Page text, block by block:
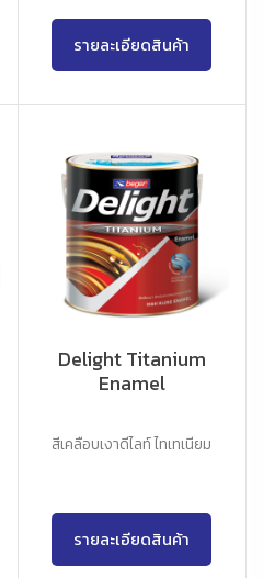
รายละเอียดสินค้า
Delight Titanium
Enamel
สีเคลือบเงาดีไลท์ ไทเทเนียม
รายละเอียดสินค้า